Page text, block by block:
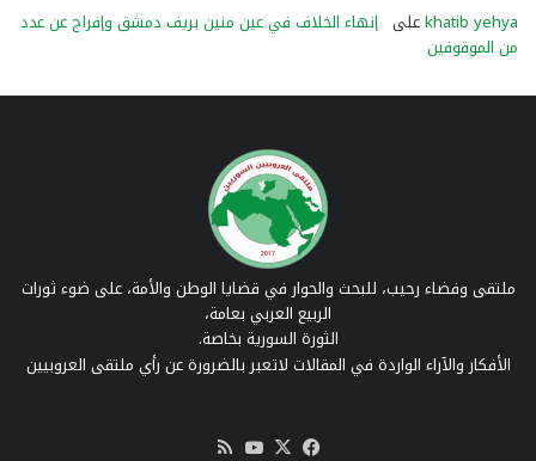
khatib yehyaعلى إنهاء الخلاف في عين منين بريف دمشق وإفراج عن عدد
من الموقوفين
ملتقى وفضاء رحيب، للبحث والحوار في قضايا الوطن والأمة، على ضوء ثورات
الربيع العربي بعامة،
الثورة السورية بخاصة.
الأفكار والآراء الواردة في المقالات لاتعبر بالضرورة عن رأي ملتقى العروبيين
فيسبوك
‫X
‫YouTube